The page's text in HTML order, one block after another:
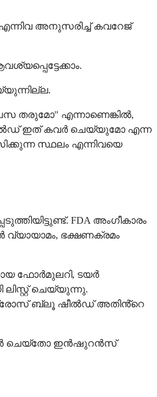
അനുസരിച്ച് കവറേജ്
തരുമോ" എന്നാണെങ്കിൽ,
ഇത് കവർ ചെയ്യുമോ എന്ന
സ്ഥലം എന്നിവയെ
FDA അംഗീകാരം
വ്യായാമം, ഭക്ഷണക്രമം
ഫോർമുലറി, ടയർ
ചെയ്യുന്നു.
ബ്ലൂ ഷീൽഡ് അതിൻ്റെ
ചെയ്തോ ഇൻഷുറൻസ്